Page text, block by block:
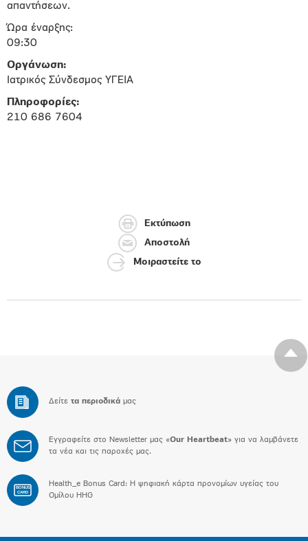
απαντήσεων.
Ώρα έναρξης:
09:30
Οργάνωση:
Ιατρικός Σύνδεσμος ΥΓΕΙΑ
Πληροφορίες:
210 686 7604
Εκτύπωση
Αποστολή
Μοιραστείτε το
Δείτε τα περιοδικά μας
Εγγραφείτε στο Newsletter μας «Our Heartbeat» για να λαμβάνετε
τα νέα και τις παροχές μας.
BONUS
CARD
Health_e Bonus Card: H ψηφιακή κάρτα προνομίων υγείας του
Ομίλου HHG